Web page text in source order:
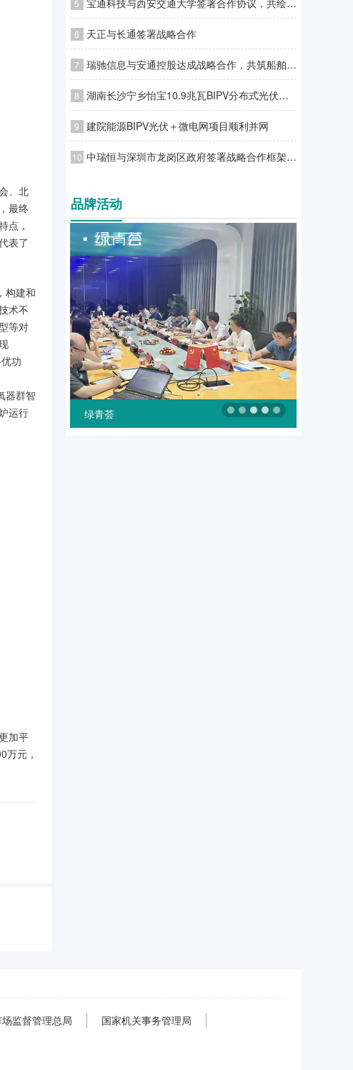
、北
最终
点，
表了
构建和
术不
等对
功
器群智
运行
加平
万元，
5 宝通科技与西安交通大学签署合作协议，共绘科技创新与人才培养新蓝图
6 天正与长通签署战略合作
7 瑞驰信息与安通控股达成战略合作，共筑船舶行业数智未来
8 湖南长沙宁乡怡宝10.9兆瓦BIPV分布式光伏项目（二期）顺利并网
9 建院能源BIPV光伏＋微电网项目顺利并网
10 中瑞恒与深圳市龙岗区政府签署战略合作框架协议
品牌活动
绿融汇
监督管理总局 国家机关事务管理局